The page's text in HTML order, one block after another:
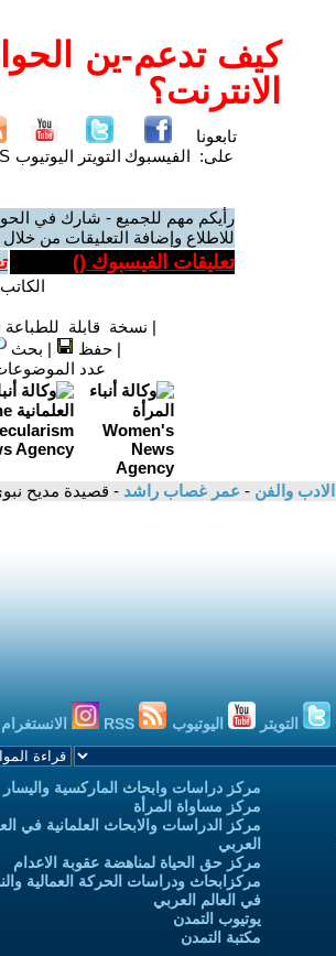
كيف تدعم-ين
الانترنت؟
تابعونا
على: الفيسبوك التويتر اليوتيوب
رأيكم مهم للجميع - شارك في
للاطلاع وإضافة التعليقات من
تعليقات الفيسبوك ()
| نسخة قابلة للطباعة
|حفظ | بحث
عدد
الادب والفن - عمر غصاب راشد - قصيدة مديح
التويتر اليوتيوب الانستغرام
مركز دراسات وابحاث الماركسية واليسار
مركز مساواة المرأة
مركز الدراسات والابحاث العلمانية في
العربي
مركز حق الحياة لمناهضة عقوبة الاعدام
مركزابحاث ودراسات الحركة العمالية
في العالم العربي
يوتيوب التمدن
مكتبة التمدن